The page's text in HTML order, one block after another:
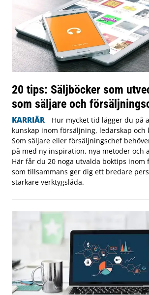
20 tips: Säljböcker som
som säljare och
KARRIÄR
Hur mycket tid lägger du på
kunskap inom försäljning, ledarskap och
Som säljare eller försäljningschef
på med ny inspiration, nya metoder och
Här får du 20 noga utvalda boktips inom
som tillsammans ger dig ett bredare
starkare verktygslåda.